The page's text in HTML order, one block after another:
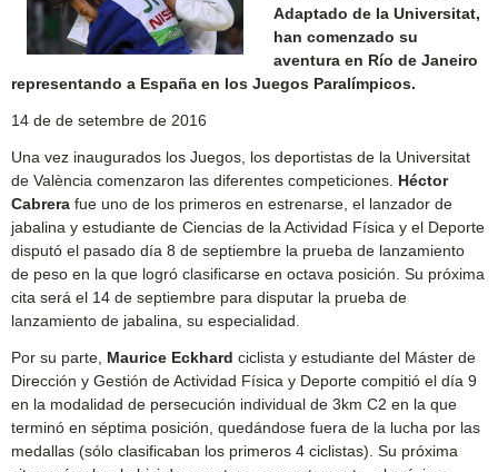
Adaptado de la Universitat,
han comenzado su
aventura en Río de Janeiro
representando a España en los Juegos Paralímpicos.
14 de de setembre de 2016
Una vez inaugurados los Juegos, los deportistas de la Universitat
de València comenzaron las diferentes competiciones. Héctor
Cabrera fue uno de los primeros en estrenarse, el lanzador de
jabalina y estudiante de Ciencias de la Actividad Física y el Deporte
disputó el pasado día 8 de septiembre la prueba de lanzamiento
de peso en la que logró clasificarse en octava posición. Su próxima
cita será el 14 de septiembre para disputar la prueba de
lanzamiento de jabalina, su especialidad.
Por su parte, Maurice Eckhardciclista y estudiante del Máster de
Dirección y Gestión de Actividad Física y Deporte compitió el día 9
en la modalidad de persecución individual de 3km C2 en la que
terminó en séptima posición, quedándose fuera de la lucha por las
medallas (sólo clasificaban los primeros 4 ciclistas). Su próxima